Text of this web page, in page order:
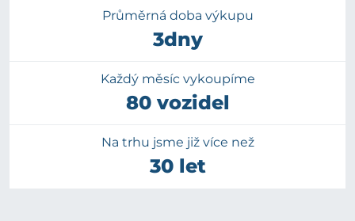
Průměrná doba výkupu
3dny
Každý měsíc vykoupíme
80 vozidel
Na trhu jsme již více než
30 let